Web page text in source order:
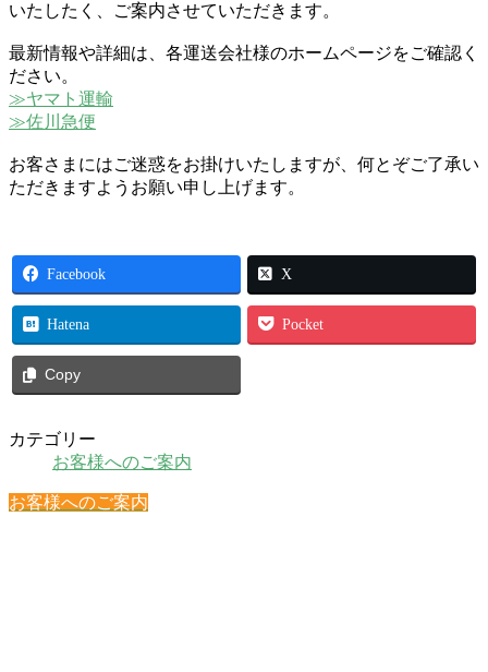
いたしたく、ご案内させていただきます。
最新情報や詳細は、各運送会社様のホームページをご確認く
ださい。
≫ヤマト運輸
≫佐川急便
お客さまにはご迷惑をお掛けいたしますが、何とぞご了承い
ただきますようお願い申し上げます。
Facebook X
Hatena Pocket
Copy
カテゴリー
お客様へのご案内
お客様へのご案内